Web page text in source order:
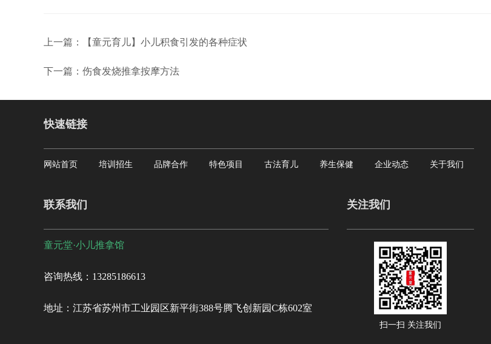
上一篇：【童元育儿】小儿积食引发的各种症状
下一篇：伤食发烧推拿按摩方法
快速链接
网站首页 培训招生 品牌合作 特色项目 古法育儿 养生保健 企业动态 关于我们
联系我们
童元堂·小儿推拿馆
咨询热线：13285186613
地址：江苏省苏州市工业园区新平街388号腾飞创新园C栋602室
关注我们
扫一扫 关注我们